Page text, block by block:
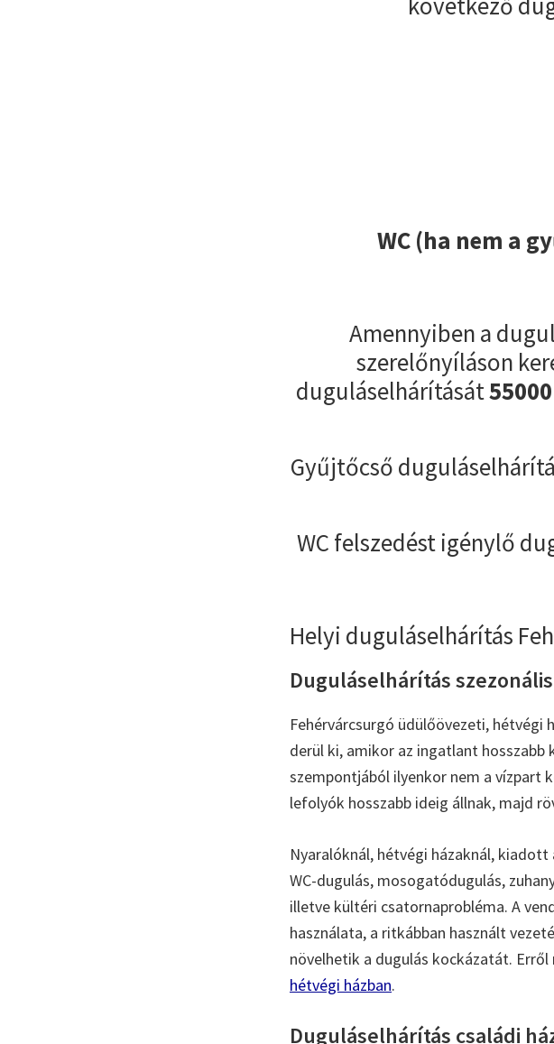
WC (ha nem a
Amennyiben a
szerelőnyíláson
duguláselhárítását55000
Gyűjtőcső
WC felszedést igénylő
Helyi duguláselhárítás
Duguláselhárítás
Fehérvárcsurgó üdülőövezeti, hétvégi
derül ki, amikor az ingatlant hosszabb
szempontjából ilyenkor nem a vízpart
lefolyók hosszabb ideig állnak, majd
Nyaralóknál, hétvégi házaknál,
WC-dugulás, mosogatódugulás,
illetve kültéri csatornaprobléma. A
használata, a ritkábban használt
növelhetik a dugulás kockázatát.
hétvégi házban.
Duguláselhárítás családi